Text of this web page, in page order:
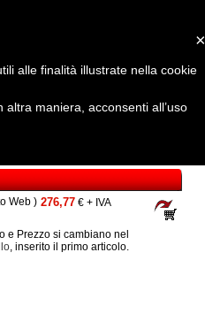
Web ) 276,77 € + IVA
e Prezzo si cambiano nel
, inserito il primo articolo.
×
alle finalità illustrate nella cookie
maniera, acconsenti all’uso